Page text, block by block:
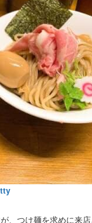
、つけ麺を求めに来